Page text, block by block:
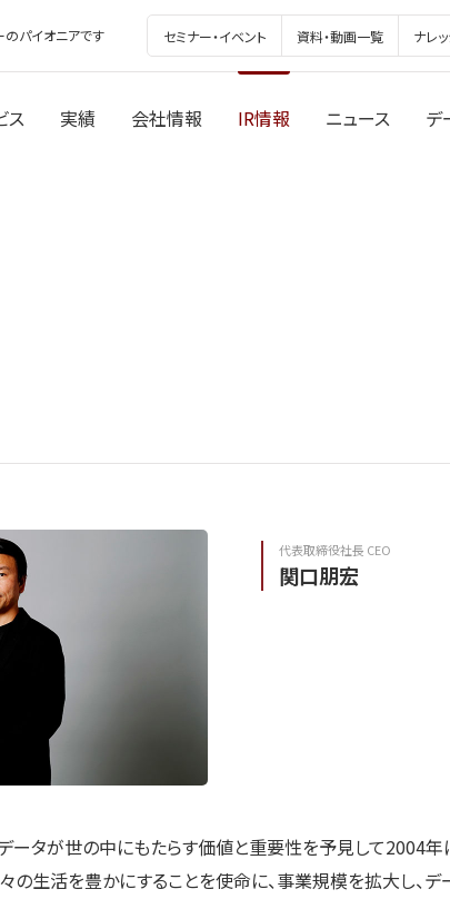
パイオニアです セミナー・イベント 資料・動画一覧 ナレ
ス 実績 会社情報 IR情報 ニュース デ
代表取締役社長 CEO
関口朋宏
ータが世の中にもたらす価値と重要性を予見して2004
生活を豊かにすることを使命に、事業規模を拡大し、デ